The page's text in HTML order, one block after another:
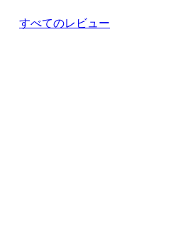
すべてのレビュー